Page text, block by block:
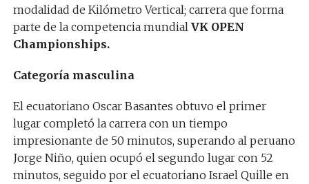
modalidad de Kilómetro Vertical; carrera que forma
parte de la competencia mundial VK OPEN
Championships.
Categoría masculina
El ecuatoriano Oscar Basantes obtuvo el primer
lugar completó la carrera con un tiempo
impresionante de 50 minutos, superando al peruano
Jorge Niño, quien ocupó el segundo lugar con 52
minutos, seguido por el ecuatoriano Israel Quille en